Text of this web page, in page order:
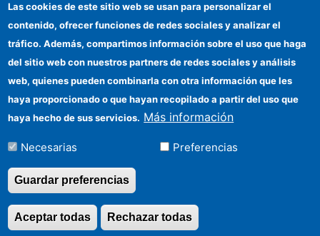
Institutional identity
Information for providers
FEDER funds
Funding entities
Contact
Location
©Copyright 2026 Todos los derechos reservados
Las cookies de este sitio web se usan para personalizar el
contenido, ofrecer funciones de redes sociales y analizar el
tráfico. Además, compartimos información sobre el uso que haga
del sitio web con nuestros partners de redes sociales y análisis
web, quienes pueden combinarla con otra información que les
haya proporcionado o que hayan recopilado a partir del uso que
haya hecho de sus servicios. Más información
Necesarias Preferencias
Guardar preferencias
Rechazar todas
Aceptar todas